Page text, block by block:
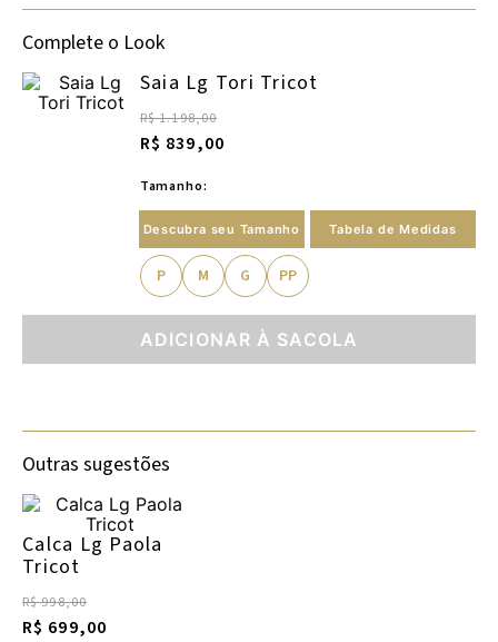
Complete o Look
Saia Lg Tori Tricot
R$ 1.198,00
R$ 839,00
Tamanho:
Descubra seu Tamanho Tabela de Medidas
P M G PP
ADICIONAR À SACOLA
Outras sugestões
Calca Lg Paola
Tricot
R$ 998,00
R$ 699,00